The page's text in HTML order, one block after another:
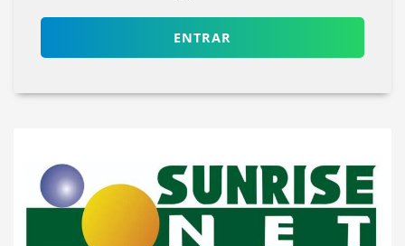
ENTRAR